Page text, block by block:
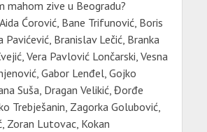
mahom zive u Beogradu?
Ćorović, Bane Trifunović, Boris
Pavićević, Branislav Lečić, Branka
Vera Pavlović Lončarski, Vesna
Gabor Lenđel, Gojko
Suša, Dragan Velikić, Đorđe
Trebješanin, Zagorka Golubović,
Zoran Lutovac, Kokan